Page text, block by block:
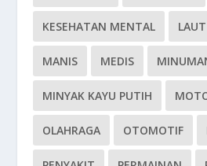
KESEHATAN MENTAL LAUT
MANIS MEDIS
MINYAK KAYU PUTIH
OLAHRAGA OTOMOTIF